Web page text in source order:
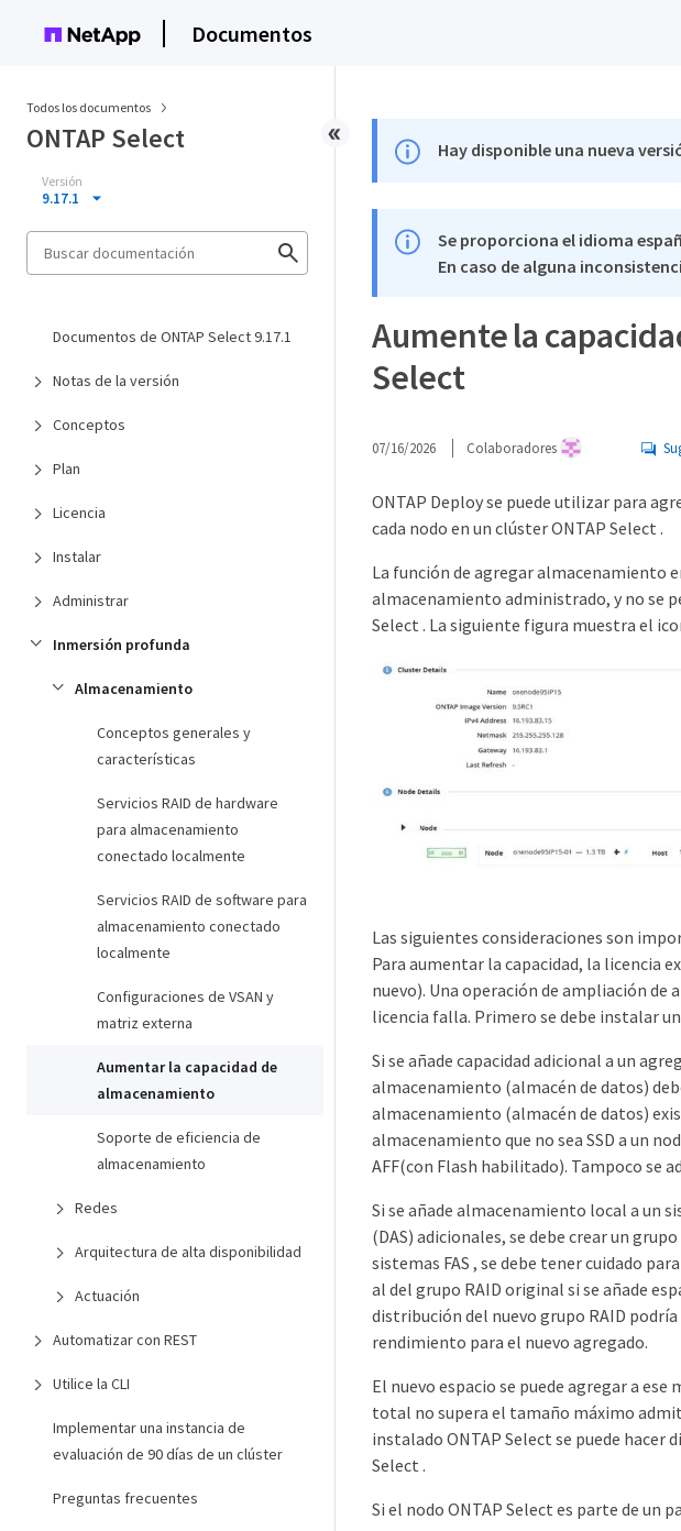
Documentos
Todos los documentos
ONTAP Select
Versión
9.17.1
Documentos de ONTAP Select 9.17.1
Notas de la versión
Conceptos
Plan
Licencia
Instalar
Administrar
Inmersión profunda
Almacenamiento
Conceptos generales y
características
Servicios RAID de hardware
para almacenamiento
conectado localmente
Servicios RAID de software para
almacenamiento conectado
localmente
Configuraciones de VSAN y
matriz externa
Aumentar la capacidad de
almacenamiento
Soporte de eficiencia de
almacenamiento
Redes
Arquitectura de alta disponibilidad
Actuación
Automatizar con REST
Utilice la CLI
Implementar una instancia de
evaluación de 90 días de un clúster
Preguntas frecuentes
Hay disponible una nueva
Se proporciona el idioma
En caso de alguna
Aumente la
Select
07/16/2026 Colaboradores
ONTAP Deploy se puede utilizar para
cada nodo en un clúster ONTAP Select .
La función de agregar almacenamiento
almacenamiento administrado, y no se
Select . La siguiente figura muestra el
Las siguientes consideraciones son
Para aumentar la capacidad, la licencia
nuevo). Una operación de ampliación de
licencia falla. Primero se debe instalar
Si se añade capacidad adicional a un
almacenamiento (almacén de datos)
almacenamiento (almacén de datos)
almacenamiento que no sea SSD a un
AFF(con Flash habilitado). Tampoco se
Si se añade almacenamiento local a un
(DAS) adicionales, se debe crear un
sistemas FAS , se debe tener cuidado
al del grupo RAID original si se añade
distribución del nuevo grupo RAID
rendimiento para el nuevo agregado.
El nuevo espacio se puede agregar a
total no supera el tamaño máximo
instalado ONTAP Select se puede hacer
Select .
Si el nodo ONTAP Select es parte de un